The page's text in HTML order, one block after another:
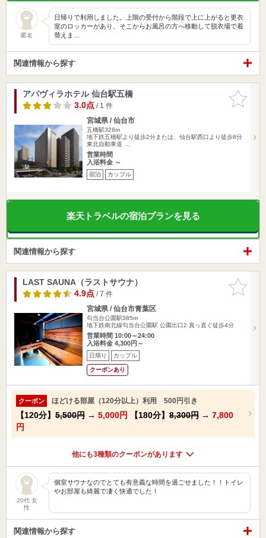
匿名
日帰りで利用しました。上階の受付から階段で上に上がると更衣
室のロッカーがあり、そこからお風呂の方へ移動して脱衣場で着
替えま…
関連情報から探す
お気に入
りに追加
アパヴィラホテル 仙台駅五橋
3.0点/ 1 件
宮城県 / 仙台市
五橋駅328m
地下鉄五橋駅より徒歩2分または、仙台駅西口より徒歩8分
東北自動車道 …
営業時間
入浴料金 ～
宿泊 カップル
楽天トラベルの宿泊プランを見る
関連情報から探す
お気に入
りに追加
LAST SAUNA（ラストサウナ）
4.9点/ 7 件
宮城県 / 仙台市青葉区
勾当台公園駅385m
地下鉄南北線勾当台公園駅 公園出口2 真っ直ぐ徒歩4分
営業時間 10:00～24:00
入浴料金 4,300円～
日帰り カップル
クーポンあり
クーポン ほどける部屋（120分以上）利用 500円引き
【120分】 5,500円 → 5,000円 【180分】 8,300円 → 7,800
円
他にも3種類のクーポンがあります
20代 女
性
個室サウナなのでとても有意義な時間を過ごせました！！トイレ
やお部屋も綺麗で凄く快適でした！
関連情報から探す